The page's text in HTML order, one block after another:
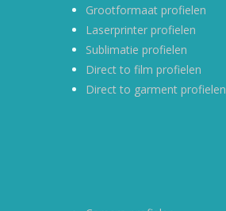
Grootformaat profielen
Laserprinter profielen
Sublimatie profielen
Direct to film profielen
Direct to garment profielen